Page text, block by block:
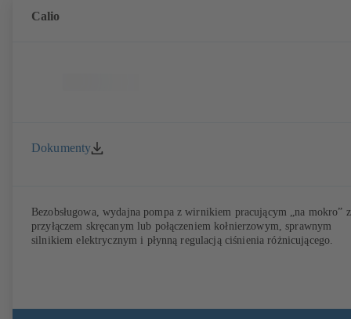
Calio
Dokumenty
Bezobsługowa, wydajna pompa z wirnikiem pracującym „na mokro” z
przyłączem skręcanym lub połączeniem kołnierzowym, sprawnym
silnikiem elektrycznym i płynną regulacją ciśnienia różnicującego.